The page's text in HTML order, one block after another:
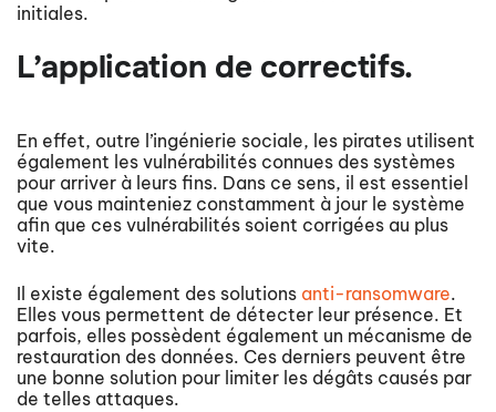
initiales.
L’application de correctifs.
En effet, outre l’ingénierie sociale, les pirates utilisent
également les vulnérabilités connues des systèmes
pour arriver à leurs fins. Dans ce sens, il est essentiel
que vous mainteniez constamment à jour le système
afin que ces vulnérabilités soient corrigées au plus
vite.
Il existe également des solutions anti-ransomware.
Elles vous permettent de détecter leur présence. Et
parfois, elles possèdent également un mécanisme de
restauration des données. Ces derniers peuvent être
une bonne solution pour limiter les dégâts causés par
de telles attaques.